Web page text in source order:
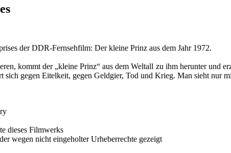
der DDR-Fernsehfilm: Der kleine Prinz aus dem Jahr 1972.
kommt der „kleine Prinz“ aus dem Weltall zu ihm herunter und
sich gegen Eitelkeit, gegen Geldgier, Tod und Krieg. Man sieht nur
dieses Filmwerks
wegen nicht eingeholter Urheberrechte gezeigt